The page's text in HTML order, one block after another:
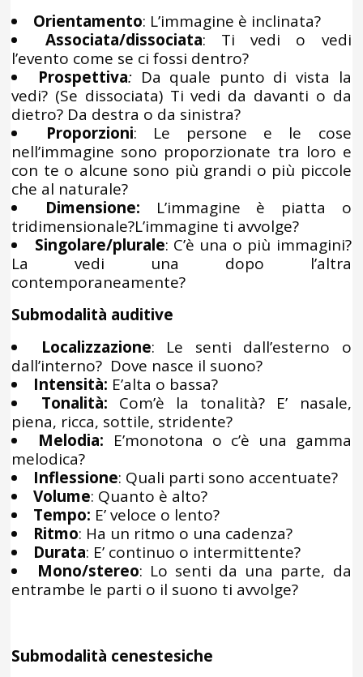
Orientamento: L’immagine è inclinata?
Associata/dissociata: Ti vedi o vedi
l’evento come se ci fossi dentro?
Prospettiva: Da quale punto di vista la
vedi? (Se dissociata) Ti vedi da davanti o da
dietro? Da destra o da sinistra?
Proporzioni: Le persone e le cose
nell’immagine sono proporzionate tra loro e
con te o alcune sono più grandi o più piccole
che al naturale?
Dimensione: L’immagine è piatta o
tridimensionale?L’immagine ti avvolge?
Singolare/plurale: C’è una o più immagini?
La vedi una dopo l’altra
contemporaneamente?
Submodalità auditive
Localizzazione: Le senti dall’esterno o
dall’interno? Dove nasce il suono?
Intensità: E’alta o bassa?
Tonalità: Com’è la tonalità? E’ nasale,
piena, ricca, sottile, stridente?
Melodia: E’monotona o c’è una gamma
melodica?
Inflessione: Quali parti sono accentuate?
Volume: Quanto è alto?
Tempo: E’ veloce o lento?
Ritmo: Ha un ritmo o una cadenza?
Durata: E’ continuo o intermittente?
Mono/stereo: Lo senti da una parte, da
entrambe le parti o il suono ti avvolge?
Submodalità cenestesiche